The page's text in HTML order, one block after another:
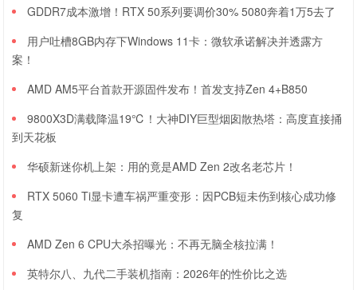
GDDR7成本激增！RTX 50系列要调价30% 5080奔着1万5去了
用户吐槽8GB内存下Windows 11卡：微软承诺解决并透露方
案！
AMD AM5平台首款开源固件发布！首发支持Zen 4+B850
9800X3D满载降温19℃！大神DIY巨型烟囱散热塔：高度直接捅
到天花板
华硕新迷你机上架：用的竟是AMD Zen 2改名老芯片！
RTX 5060 Ti显卡遭车祸严重变形：因PCB短未伤到核心成功修
复
AMD Zen 6 CPU大杀招曝光：不再无脑全核拉满！
英特尔八、九代二手装机指南：2026年的性价比之选